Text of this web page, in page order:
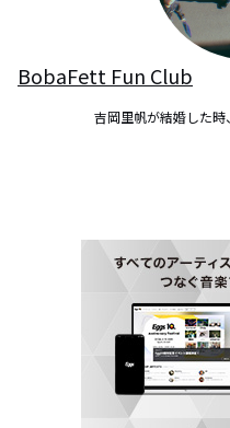
BobaFett Fun Club
吉岡里帆が結婚した時